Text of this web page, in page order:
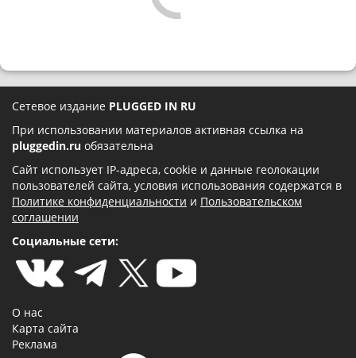
Сетевое издание PLUGGED IN RU
При использовании материалов активная ссылка на
pluggedin.ru обязательна
Сайт использует IP-адреса, cookie и данные геолокации
пользователей сайта, условия использования содержатся в
Политике конфиденциальности и Пользовательском
соглашении
Социальные сети:
О нас
Карта сайта
Реклама